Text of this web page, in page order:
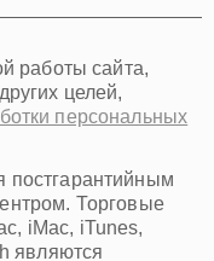
работы сайта,
целей,
персональных
постгарантийным
Торговые
iMac, iTunes,
являются